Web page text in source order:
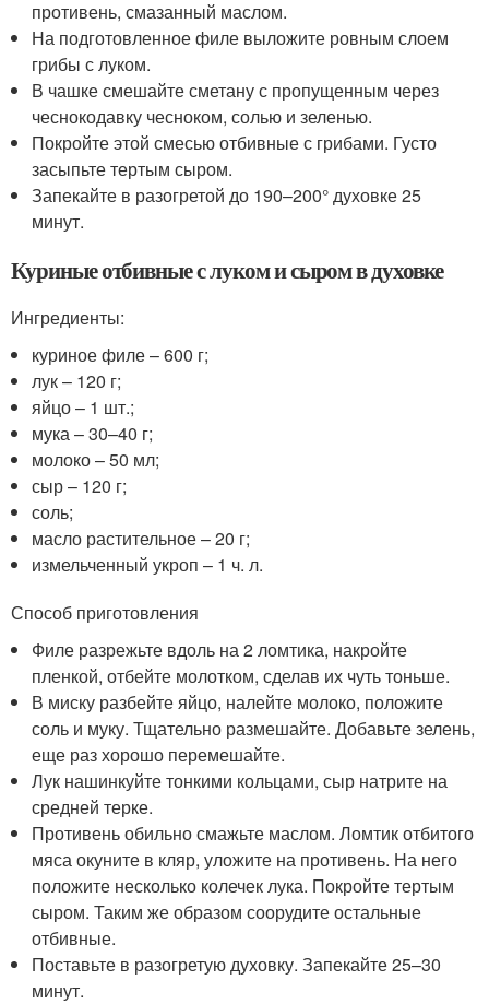
противень, смазанный маслом.
На подготовленное филе выложите ровным слоем
грибы с луком.
В чашке смешайте сметану с пропущенным через
чеснокодавку чесноком, солью и зеленью.
Покройте этой смесью отбивные с грибами. Густо
засыпьте тертым сыром.
Запекайте в разогретой до 190–200° духовке 25
минут.
Куриные отбивные с луком и сыром в духовке
Ингредиенты:
куриное филе – 600 г;
лук – 120 г;
яйцо – 1 шт.;
мука – 30–40 г;
молоко – 50 мл;
сыр – 120 г;
соль;
масло растительное – 20 г;
измельченный укроп – 1 ч. л.
Способ приготовления
Филе разрежьте вдоль на 2 ломтика, накройте
пленкой, отбейте молотком, сделав их чуть тоньше.
В миску разбейте яйцо, налейте молоко, положите
соль и муку. Тщательно размешайте. Добавьте зелень,
еще раз хорошо перемешайте.
Лук нашинкуйте тонкими кольцами, сыр натрите на
средней терке.
Противень обильно смажьте маслом. Ломтик отбитого
мяса окуните в кляр, уложите на противень. На него
положите несколько колечек лука. Покройте тертым
сыром. Таким же образом соорудите остальные
отбивные.
Поставьте в разогретую духовку. Запекайте 25–30
минут.